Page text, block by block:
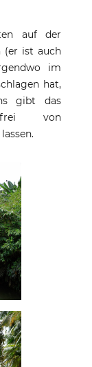
auf der
(er ist auch
im
hat,
gibt das
von